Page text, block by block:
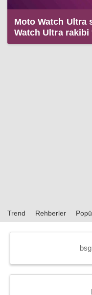
Moto Watch Ultra
Watch Ultra rakibi
Trend Rehberler